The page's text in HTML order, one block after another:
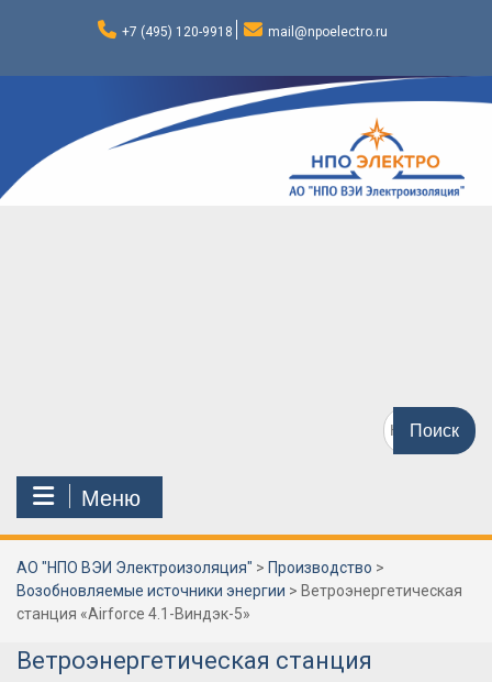
+7 (495) 120-9918 mail@npoelectro.ru
Поиск
по:
Меню
АО "НПО ВЭИ Электроизоляция" > Производство >
Возобновляемые источники энергии > Ветроэнергетическая
станция «Airforce 4.1-Виндэк-5»
Ветроэнергетическая станция